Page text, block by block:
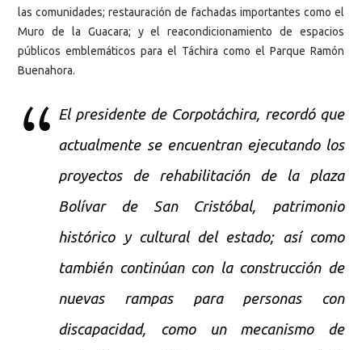
las comunidades; restauración de fachadas importantes como el
Muro de la Guacara; y el reacondicionamiento de espacios
públicos emblemáticos para el Táchira como el Parque Ramón
Buenahora.
El presidente de Corpotáchira, recordó que
actualmente se encuentran ejecutando los
proyectos de rehabilitación de la plaza
Bolívar de San Cristóbal, patrimonio
histórico y cultural del estado; así como
también continúan con la construcción de
nuevas rampas para personas con
discapacidad, como un mecanismo de